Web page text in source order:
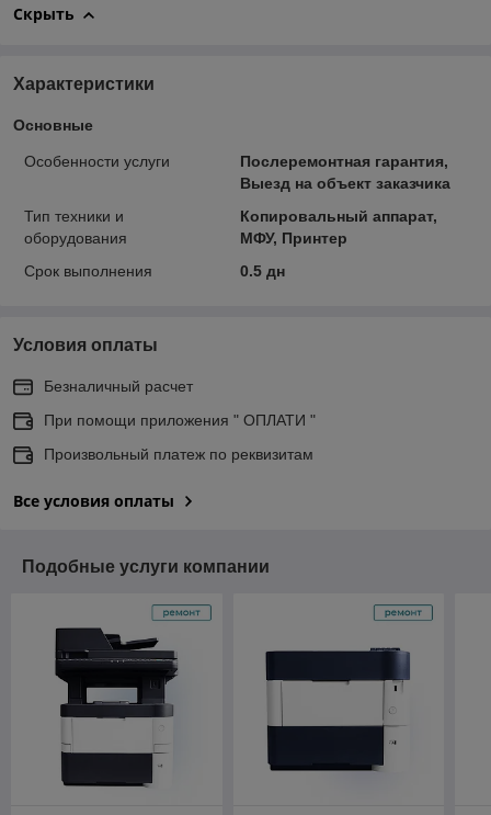
Скрыть
Характеристики
Основные
Особенности услуги
Послеремонтная гарантия,
Выезд на объект заказчика
Тип техники и
оборудования
Копировальный аппарат,
МФУ, Принтер
Срок выполнения
0.5 дн
Условия оплаты
Безналичный расчет
При помощи приложения " ОПЛАТИ "
Произвольный платеж по реквизитам
Все условия оплаты
Подобные услуги компании